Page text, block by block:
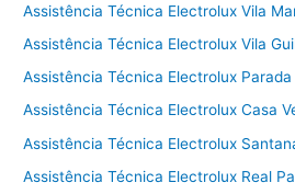
Assistência Técnica Electrolux Vila
Assistência Técnica Electrolux Vila
Assistência Técnica Electrolux Parada
Assistência Técnica Electrolux Casa
Assistência Técnica Electrolux
Assistência Técnica Electrolux Real